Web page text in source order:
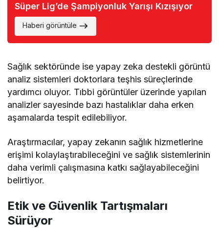
Süper Lig’de Şampiyonluk Yarışı Kızışıyor
Haberi görüntüle
Sağlık sektöründe ise yapay zeka destekli görüntü
analiz sistemleri doktorlara teşhis süreçlerinde
yardımcı oluyor. Tıbbi görüntüler üzerinde yapılan
analizler sayesinde bazı hastalıklar daha erken
aşamalarda tespit edilebiliyor.
Araştırmacılar, yapay zekanın sağlık hizmetlerine
erişimi kolaylaştırabileceğini ve sağlık sistemlerinin
daha verimli çalışmasına katkı sağlayabileceğini
belirtiyor.
Etik ve Güvenlik Tartışmaları
Sürüyor